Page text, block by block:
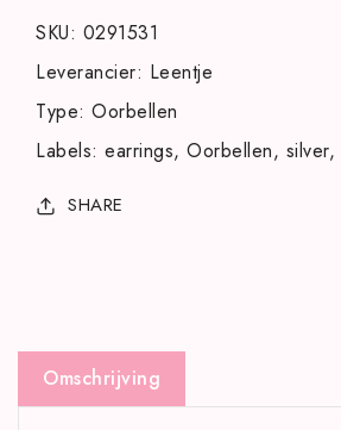
SKU: 0291531
Leverancier: Leentje
Type: Oorbellen
Labels: earrings Oorbellen silver
SHARE
Omschrijving